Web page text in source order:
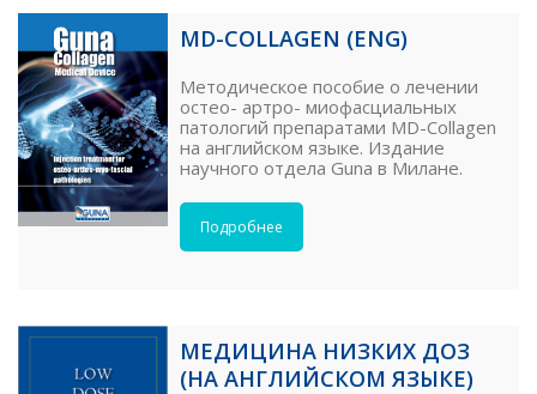
MD-COLLAGEN (ENG)
Методическое пособие о лечении
остео- артро- миофасциальных
патологий препаратами MD-Collagen
на английском языке. Издание
научного отдела Guna в Милане.
Подробнее
МЕДИЦИНА НИЗКИХ ДОЗ
(НА АНГЛИЙСКОМ ЯЗЫКЕ)